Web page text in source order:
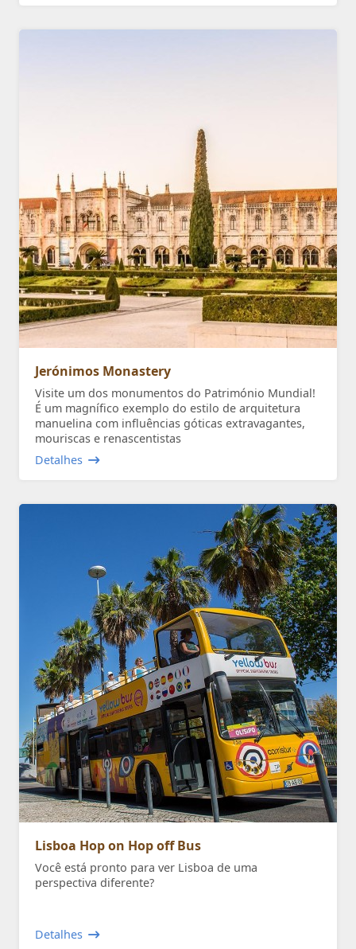
Jerónimos Monastery
Visite um dos monumentos do Património Mundial!
É um magnífico exemplo do estilo de arquitetura
manuelina com influências góticas extravagantes,
mouriscas e renascentistas
Detalhes
Lisboa Hop on Hop off Bus
Você está pronto para ver Lisboa de uma
perspectiva diferente?
Detalhes